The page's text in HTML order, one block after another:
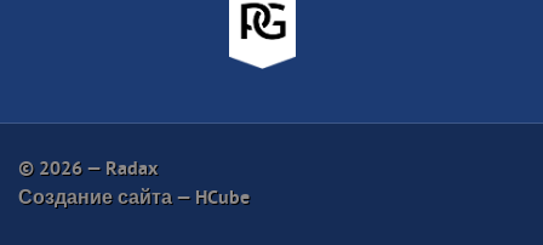
© 2026 — Radax
Создание сайта —HCube